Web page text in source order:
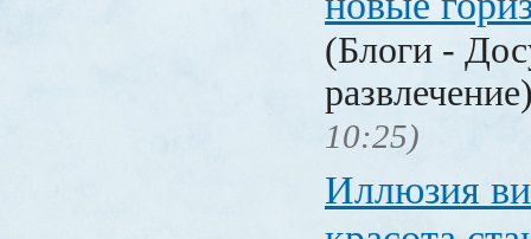
(Блоги -
10:25)
Иллюзия